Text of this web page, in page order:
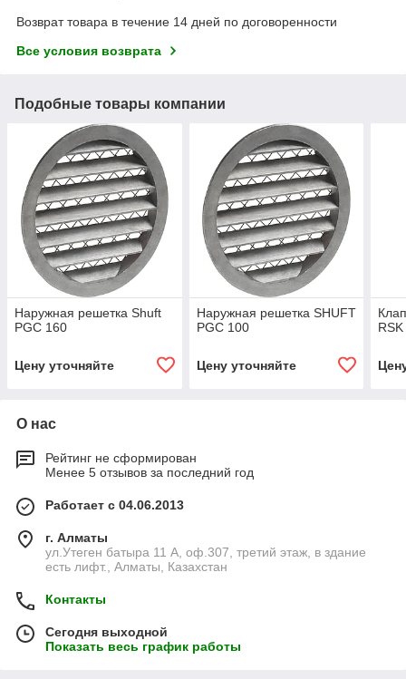
Возврат товара в течение 14 дней по договоренности
Все условия возврата
Подобные товары компании
Наружная решетка Shuft
PGC 160
Цену уточняйте
Наружная решетка SHUFT
PGC 100
Цену уточняйте
О нас
Рейтинг не сформирован
Менее 5 отзывов за последний год
Работает с 04.06.2013
г. Алматы
ул.Утеген батыра 11 А, оф.307, третий этаж, в здание
есть лифт., Алматы, Казахстан
Контакты
Сегодня выходной
Показать весь график работы